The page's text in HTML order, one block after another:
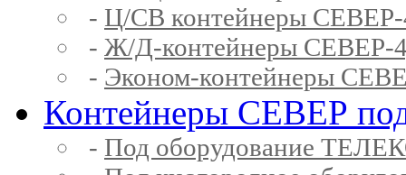
- Ц/СВ контейнеры
- Ж/Д-контейнеры
- Эконом-контейнеры
Контейнеры СЕВЕР
- Под оборудование